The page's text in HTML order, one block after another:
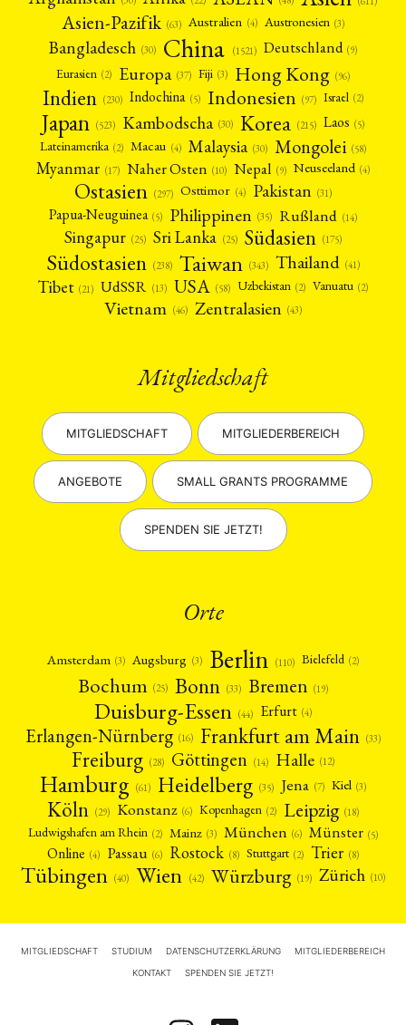
Asien-Pazifik (63) Australien (4) Austronesien (3)
Bangladesch (30) China (1521) Deutschland (9)
Eurasien (2) Europa (37) Fiji (3) Hong Kong (96)
Indien (230) Indochina (5) Indonesien (97) Israel (2)
Japan (523) Kambodscha (30) Korea (215) Laos (5)
Lateinamerika (2) Macau (4) Malaysia (30) Mongolei (58)
Myanmar (17) Naher Osten (10) Nepal (9) Neuseeland (4)
Ostasien (297) Osttimor (4) Pakistan (31)
Papua-Neuguinea (5) Philippinen (35) Rußland (14)
Singapur (25) Sri Lanka (25) Südasien (175)
Südostasien (238) Taiwan (343) Thailand (41)
Tibet (21) UdSSR (13) USA (58) Uzbekistan (2) Vanuatu (2)
Vietnam (46) Zentralasien (43)
Mitgliedschaft
MITGLIEDSCHAFT MITGLIEDERBEREICH
ANGEBOTE SMALL GRANTS PROGRAMME
SPENDEN SIE JETZT!
Orte
Amsterdam (3) Augsburg (3) Berlin (110) Bielefeld (2)
Bochum (25) Bonn (33) Bremen (19)
Duisburg-Essen (44) Erfurt (4)
Erlangen-Nürnberg (16) Frankfurt am Main (33)
Freiburg (28) Göttingen (14) Halle (12)
Hamburg (61) Heidelberg (35) Jena (7) Kiel (3)
Köln (29) Konstanz (6) Kopenhagen (2) Leipzig (18)
Ludwigshafen am Rhein (2) Mainz (3) München (6) Münster (5)
Online (4) Passau (6) Rostock (8) Stuttgart (2) Trier (8)
Tübingen (40) Wien (42) Würzburg (19) Zürich (10)
MITGLIEDSCHAFT STUDIUM DATENSCHUTZERKLÄRUNG MITGLIEDERBEREICH
KONTAKT SPENDEN SIE JETZT!